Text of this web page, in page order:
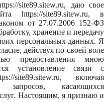
site89.sitew.ru, даю свое
https://site89.sitew.ru, в
от 27.07.2006 152-ФЗ
хранение и передачу
персональных данных. Я
действуя по своей воле
предоставления мною
установление связи с
site89.sitew.ru, включая
запросов, касающихся
Настоящим, я признаю и